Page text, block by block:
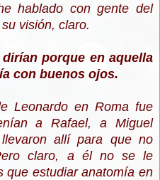
hablado con gente del
visión, claro.
porque en aquella
con buenos ojos.
Leonardo en Roma fue
a Rafael, a Miguel
allí para que no
claro, a él no se le
que estudiar anatomía en